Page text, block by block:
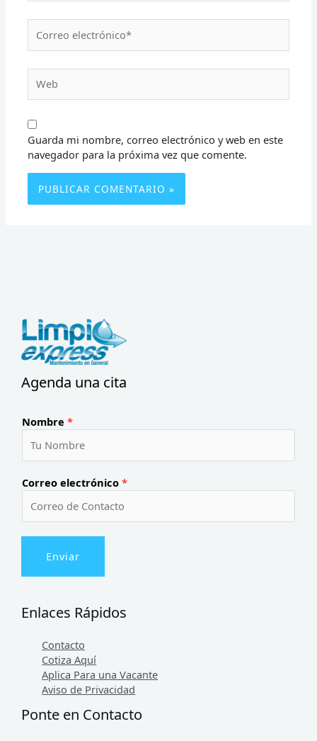
electrónico*
Guarda mi nombre, correo electrónico y web en este
navegador para la próxima vez que comente.
Agenda una cita
Nombre *
Correo electrónico *
Enviar
Enlaces Rápidos
Contacto
Cotiza Aquí
Aplica Para una Vacante
Aviso de Privacidad
Ponte en Contacto